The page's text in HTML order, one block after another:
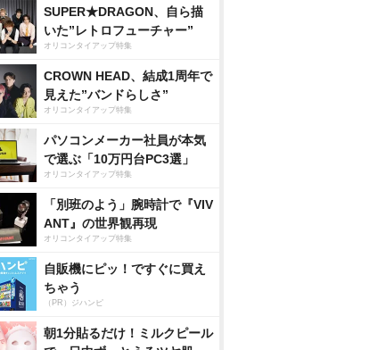
SUPER★DRAGON、自ら描
いた”レトロフューチャー”
オリコンタイアップ特集
CROWN HEAD、結成1周年で
見えた”バンドらしさ”
オリコンタイアップ特集
パソコンメーカー社員が本気
で選ぶ「10万円台PC3選」
オリコンタイアップ特集
「別班のよう」腕時計で『VIV
ANT』の世界観再現
オリコンタイアップ特集
自販機にピッ！ですぐに買え
ちゃう
（PR）ジハンピ
朝1分貼るだけ！ミルクピール